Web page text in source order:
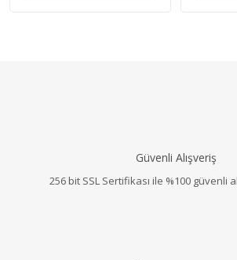
Güvenli Alışveriş
256 bit SSL Sertifikası ile %100 güvenli